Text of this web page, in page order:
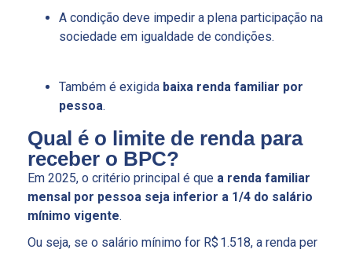
A condição deve impedir a plena participação na
sociedade em igualdade de condições.
Também é exigida baixa renda familiar por
pessoa.
Qual é o limite de renda para
receber o BPC?
Em 2025, o critério principal é que a renda familiar
mensal por pessoa seja inferior a 1/4 do salário
mínimo vigente.
Ou seja, se o salário mínimo for R$ 1.518, a renda per